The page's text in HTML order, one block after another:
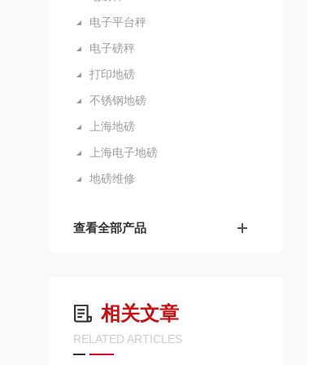
电子平台秤
电子磅秤
打印地磅
不锈钢地磅
上海地磅
上海电子地磅
地磅维修
查看全部产品
相关文章
RELATED ARTICLES